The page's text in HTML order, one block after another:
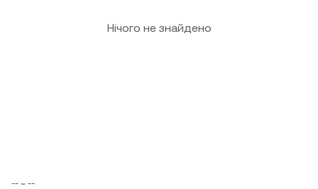
Нічого не знайдено
-- ~ --